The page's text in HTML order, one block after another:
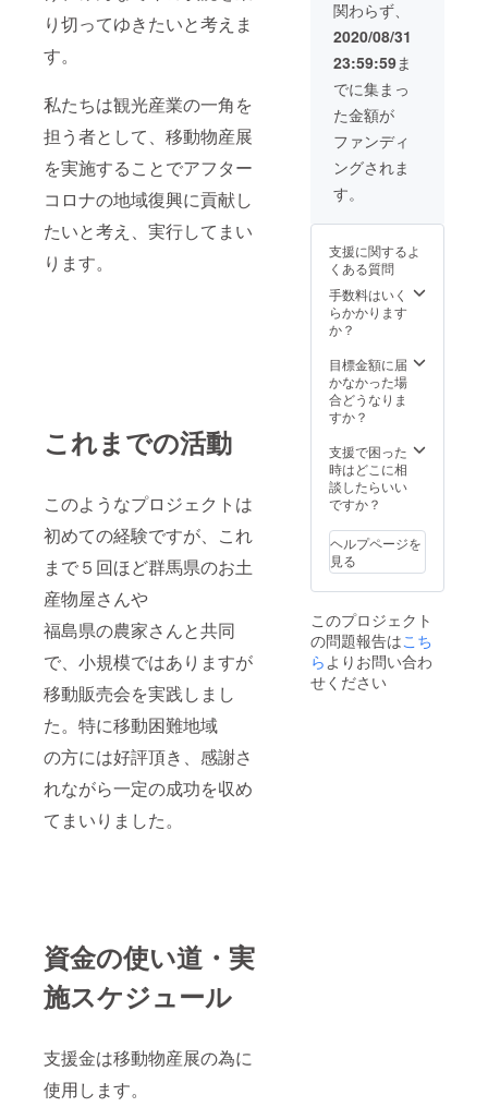
り切ってゆきたいと考えま
す。
私たちは観光産業の一角を
担う者として、移動物産展
を実施することでアフター
コロナの地域復興に貢献し
たいと考え、実行してまい
ります。
これまでの活動
このようなプロジェクトは
初めての経験ですが、これ
まで５回ほど群馬県のお土
産物屋さんや
福島県の農家さんと共同
で、小規模ではありますが
移動販売会を実践しまし
た。特に移動困難地域
の方には好評頂き、感謝さ
れながら一定の成功を収め
てまいりました。
資金の使い道・実
施スケジュール
支援金は移動物産展の為に
使用します。
の併用
可能で
（注意
点） 旅
行券は
１万円
券のみ
となり
ますの
額は１
万円単
位にて
お願い
致しま
す。
ス」
10,000
券を３
枚ご提
供 旅行
券の有
効期間
は旅行
券発行
です。
「GO
TO
TRAVE
Lキャン
の併用
可能で
す！
行券は
１万円
券のみ
となり
で、ご
支援金
額は１
万円単
お願い
致しま
す。
関わらず、
2020/08/31
23:59:59ま
でに集まっ
た金額が
ファンディ
ングされま
す。
支援に関するよ
くある質問
手数料はいく
らかかります
か？
目標金額に届
かなかった場
合どうなりま
すか？
支援で困った
時はどこに相
談したらいい
ですか？
ヘルプページを
見る
このプロジェクト
の問題報告はこち
らよりお問い合わ
せください